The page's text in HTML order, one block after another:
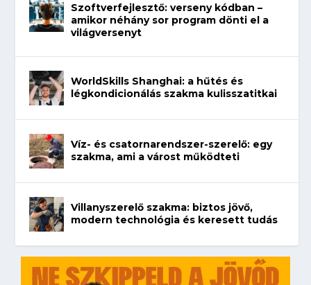
Szoftverfejlesztő: verseny kódban –
amikor néhány sor program dönti el a
világversenyt
WorldSkills Shanghai: a hűtés és
légkondicionálás szakma kulisszatitkai
Víz- és csatornarendszer-szerelő: egy
szakma, ami a várost működteti
Villanyszerelő szakma: biztos jövő,
modern technológia és keresett tudás